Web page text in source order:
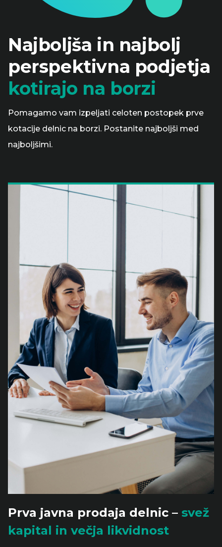
Najboljša in najbolj
perspektivna podjetja
kotirajo na borzi
Pomagamo vam izpeljati celoten postopek prve
kotacije delnic na borzi. Postanite najboljši med
najboljšimi.
Prva javna prodaja delnic – svež
kapital in večja likvidnost